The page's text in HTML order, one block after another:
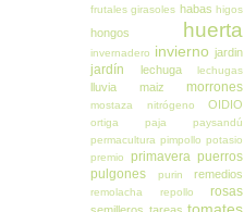
frutales girasoles habas higos
hongos huerta
invernadero invierno jardin
jardín lechuga lechugas
lluvia maiz morrones
mostaza nitrógeno OIDIO
ortiga paja
paysandú
permacultura pimpollo potasio
premio
primavera puerros
pulgones
purin remedios
remolacha repollo rosas